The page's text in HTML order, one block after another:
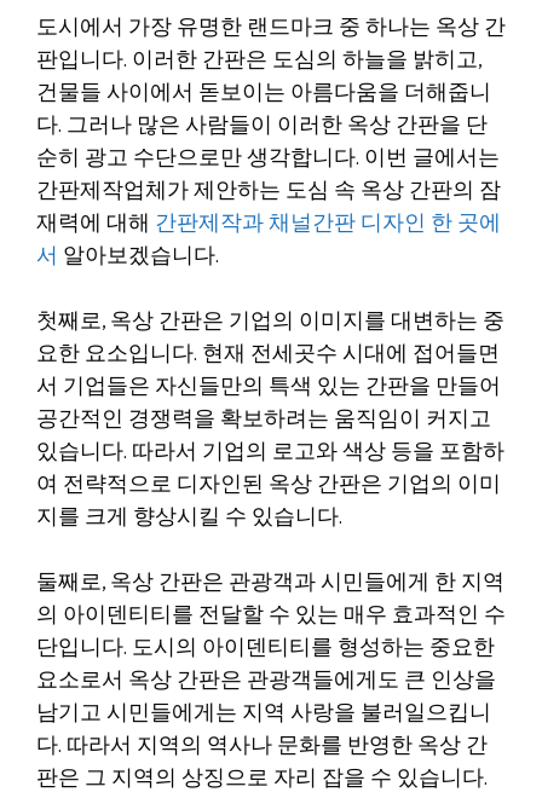
도시에서 가장 유명한 랜드마크 중 하나는 옥상 간
판입니다. 이러한 간판은 도심의 하늘을 밝히고,
건물들 사이에서 돋보이는 아름다움을 더해줍니
다. 그러나 많은 사람들이 이러한 옥상 간판을 단
순히 광고 수단으로만 생각합니다. 이번 글에서는
간판제작업체가 제안하는 도심 속 옥상 간판의 잠
재력에 대해 간판제작과 채널간판 디자인 한 곳에
서 알아보겠습니다.
첫째로, 옥상 간판은 기업의 이미지를 대변하는 중
요한 요소입니다. 현재 전세곳수 시대에 접어들면
서 기업들은 자신들만의 특색 있는 간판을 만들어
공간적인 경쟁력을 확보하려는 움직임이 커지고
있습니다. 따라서 기업의 로고와 색상 등을 포함하
여 전략적으로 디자인된 옥상 간판은 기업의 이미
지를 크게 향상시킬 수 있습니다.
둘째로, 옥상 간판은 관광객과 시민들에게 한 지역
의 아이덴티티를 전달할 수 있는 매우 효과적인 수
단입니다. 도시의 아이덴티티를 형성하는 중요한
요소로서 옥상 간판은 관광객들에게도 큰 인상을
남기고 시민들에게는 지역 사랑을 불러일으킵니
다. 따라서 지역의 역사나 문화를 반영한 옥상 간
판은 그 지역의 상징으로 자리 잡을 수 있습니다.